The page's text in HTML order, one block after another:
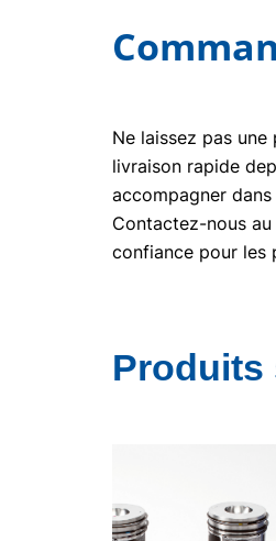
Ne laissez pas
livraison rapide
accompagner
Contactez-nous au
confiance pour les
Produits